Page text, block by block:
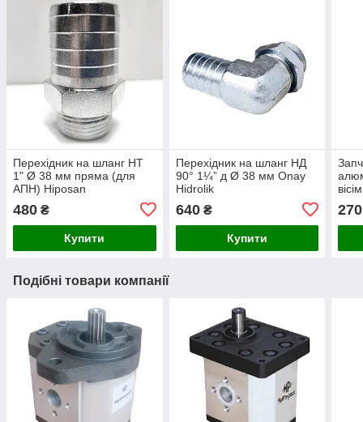
Перехідник на шланг НТ
1" Ø 38 мм пряма (для
АПН) Hiposan
480 ₴
Купити
Перехідник на шланг НД
90° 1¼” д Ø 38 мм Onay
Hidrolik
640₴
Купити
270
Подібні товари компанії